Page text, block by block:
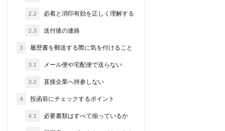
2.2 必着と消印有効を正しく理解する
2.3 送付後の連絡
3 履歴書を郵送する際に気を付けること
3.1 メール便や宅配便で送らない
3.2 直接企業へ持参しない
4 投函前にチェックするポイント
4.1 必要書類はすべて揃っているか